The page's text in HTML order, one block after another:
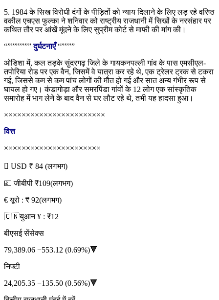
5. 1984 के सिख विरोधी दंगों के पीड़ितों को न्याय दिलाने के लिए लड़ रहे वरिष्ठ
वकील एचएस फुल्का ने शनिवार को राष्ट्रीय राजधानी में सिखों के नरसंहार पर
कथित तौर पर आंखें मूंदने के लिए सुप्रीम कोर्ट से माफी की मांग की।
“”””””””दुर्घटनाएँ“””””
ओडिशा में, कल तड़के सुंदरगढ़ जिले के गायकनपल्ली गांव के पास एमसीएल-
तपोरिया रोड पर एक वैन, जिसमें वे यात्रा कर रहे थे, एक ट्रेलर ट्रक से टकरा
गई, जिससे कम से कम पांच लोगों की मौत हो गई और सात अन्य गंभीर रूप से
घायल हो गए। कंडागोड़ा और समरपिंडा गांवों के 12 लोग एक सांस्कृतिक
समारोह में भाग लेने के बाद वैन से घर लौट रहे थे, तभी यह हादसा हुआ।
×××××××××××××××××××××××
वित्त
××××××××××××××××××××××
 USD ₹ 84 (लगभग)
💷 जीबीपी ₹109(लगभग)
€ यूरो : ₹ 92(लगभग)
🇨🇳युआन ¥ : ₹12
बीएसई सेंसेक्स
79,389.06 −553.12 (0.69%)🔻
निफ्टी
24,205.35 −135.50 (0.56%)🔻